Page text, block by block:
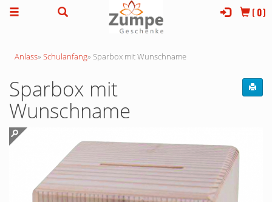
( 0)
Anlass» Schulanfang» Sparbox mit Wunschname
Sparbox mit
Wunschname